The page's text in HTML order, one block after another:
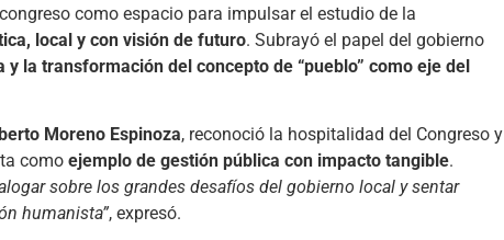
como espacio para impulsar el estudio de la
local y con visión de futuro. Subrayó el papel del gobierno
la transformación del concepto de “pueblo” como eje del
Moreno Espinoza, reconoció la hospitalidad del Congreso y
como ejemplo de gestión pública con impacto tangible.
sobre los grandes desafíos del gobierno local y sentar
humanista”, expresó.